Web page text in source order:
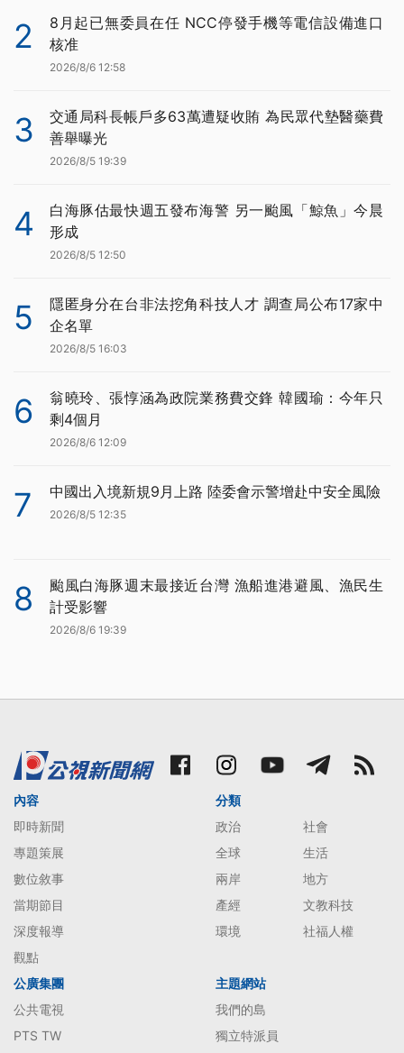
2
8月起已無委員在任 NCC停發手機等電信設備進口
核准
2026/8/6 12:58
3
交通局科長帳戶多63萬遭疑收賄 為民眾代墊醫藥費
善舉曝光
2026/8/5 19:39
4
白海豚估最快週五發布海警 另一颱風「鯨魚」今晨
形成
2026/8/5 12:50
5
隱匿身分在台非法挖角科技人才 調查局公布17家中
企名單
2026/8/5 16:03
6
翁曉玲、張惇涵為政院業務費交鋒 韓國瑜：今年只
剩4個月
2026/8/6 12:09
7 中國出入境新規9月上路 陸委會示警增赴中安全風險
2026/8/5 12:35
8
颱風白海豚週末最接近台灣 漁船進港避風、漁民生
計受影響
2026/8/6 19:39
內容
即時新聞
專題策展
數位敘事
當期節目
深度報導
觀點
分類
政治
社會
全球
生活
兩岸
地方
產經
文教科技
環境
社福人權
公廣集團
公共電視
PTS TW
主題網站
我們的島
獨立特派員